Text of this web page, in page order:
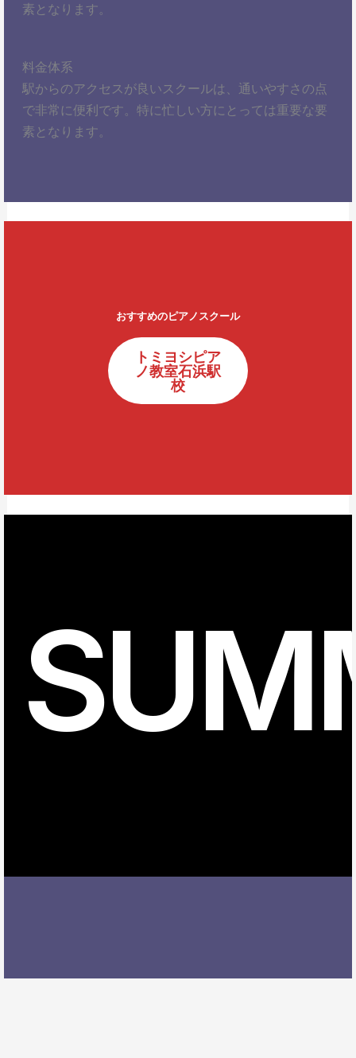
素となります。
料金体系
駅からのアクセスが良いスクールは、通いやすさの点
で非常に便利です。特に忙しい方にとっては重要な要
素となります。
おすすめのピアノスクール
トミヨシピア
ノ教室石浜駅
校